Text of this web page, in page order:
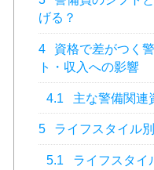
げる？
4
資格で差がつく
ト・収入への影響
4.1 主な警備関連
5 ライフスタイル
5.1
ライフスタイ